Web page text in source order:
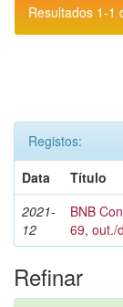
Resultados 1-1
Registos:
Data
Título
2021-
12
BNB
69, out./
Refinar